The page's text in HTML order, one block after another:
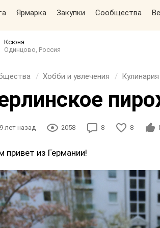
Ярмарка Закупки Сообщества
Ксюня
Одинцово, Россия
Хобби и увлечения
9 лет назад 2058 8 8
привет из Германии!